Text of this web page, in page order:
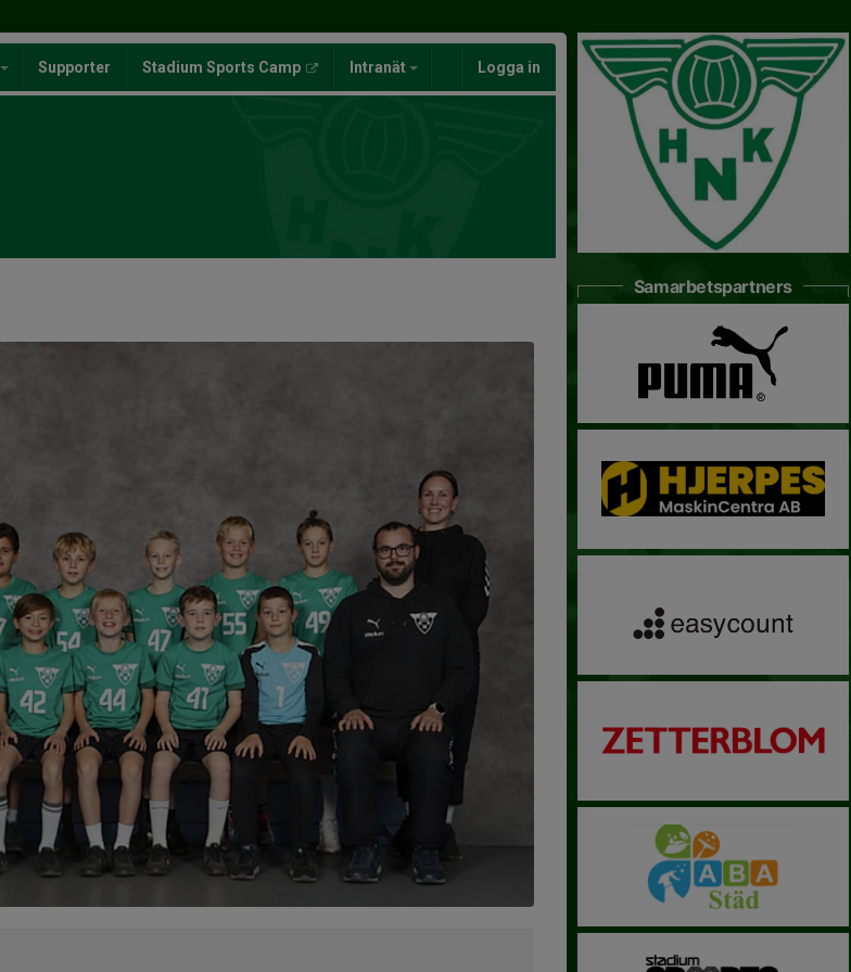
Supporter Stadium Sports Camp Intranät Logga in
Samarbetspartners